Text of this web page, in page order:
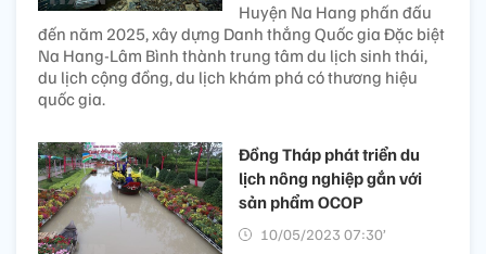
Huyện Na Hang phấn đấu
đến năm 2025, xây dựng Danh thắng Quốc gia Đặc biệt
Na Hang-Lâm Bình thành trung tâm du lịch sinh thái,
du lịch cộng đồng, du lịch khám phá có thương hiệu
quốc gia.
Đồng Tháp phát triển du
lịch nông nghiệp gắn với
sản phẩm OCOP
10/05/2023 07:30’